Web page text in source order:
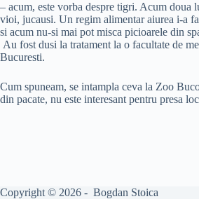
– acum, este vorba despre tigri. Acum doua
vioi, jucausi. Un regim alimentar aiurea i-a
si acum nu-si mai pot misca picioarele din
Au fost dusi la tratament la o facultate de
Bucuresti.
Cum spuneam, se intampla ceva la Zoo
din pacate, nu este interesant pentru presa
Copyright © 2026 - Bogdan Stoica